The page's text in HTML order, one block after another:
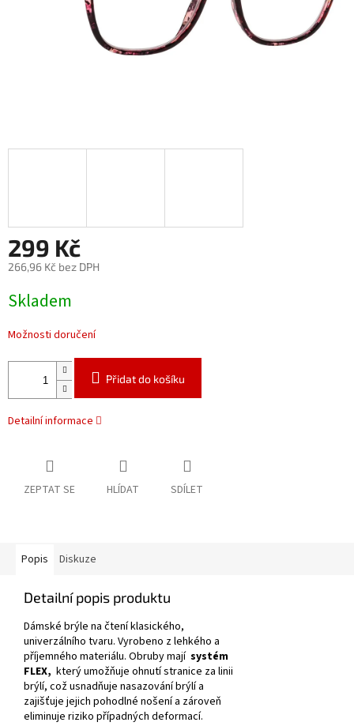
299 Kč
266,96 Kč bez DPH
cena:
Skladem
Možnosti doručení
Přidat do košíku
Detailní informace
ZEPTAT SE HLÍDAT SDÍLET
Popis Diskuze
Detailní popis produktu
Dámské brýle na čtení klasického,
univerzálního tvaru. Vyrobeno z lehkého a
příjemného materiálu. Obruby mají systém
FLEX, který umožňuje ohnutí stranice za linii
brýlí, což usnadňuje nasazování brýlí a
zajišťuje jejich pohodlné nošení a zároveň
eliminuje riziko případných deformací.